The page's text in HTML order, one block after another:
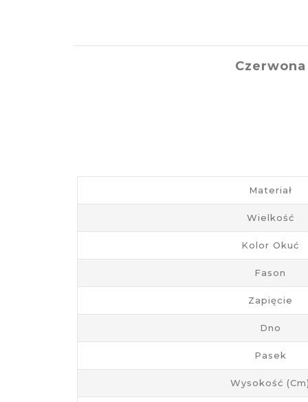
Materiał
Wielkość
Kolor Okuć
Fason
Zapięcie
Dno
Pasek
Wysokość